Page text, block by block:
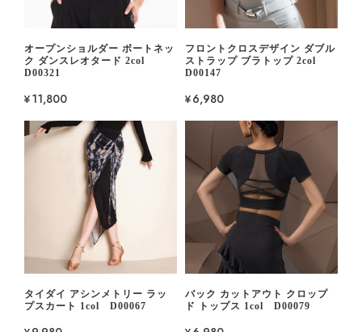
オープンショルダー ボートネッ
ク ダンスレオタード 2col
D00321
¥11,800
フロントクロスデザイン ダブル
ストラップ ブラトップ 2col
D00147
¥6,980
タイダイ アシンメトリー ラッ
プスカート 1col D00067
バック カットアウト クロップ
ド トップス 1col D00079